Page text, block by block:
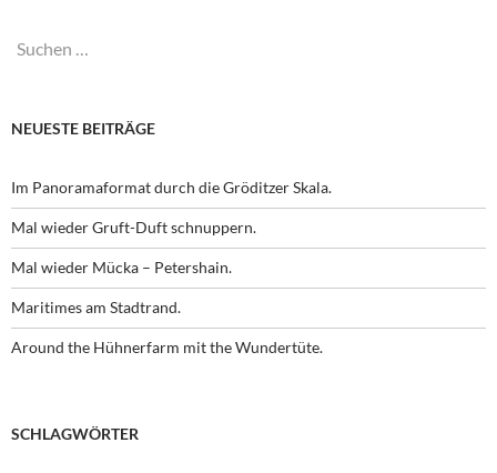
Suchen
NEUESTE BEITRÄGE
Im Panoramaformat durch die Gröditzer Skala.
Mal wieder Gruft-Duft schnuppern.
Mal wieder Mücka – Petershain.
Maritimes am Stadtrand.
Around the Hühnerfarm mit the Wundertüte.
SCHLAGWÖRTER